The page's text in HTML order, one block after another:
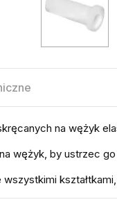
na wężyk
wężyk, by ustrzec